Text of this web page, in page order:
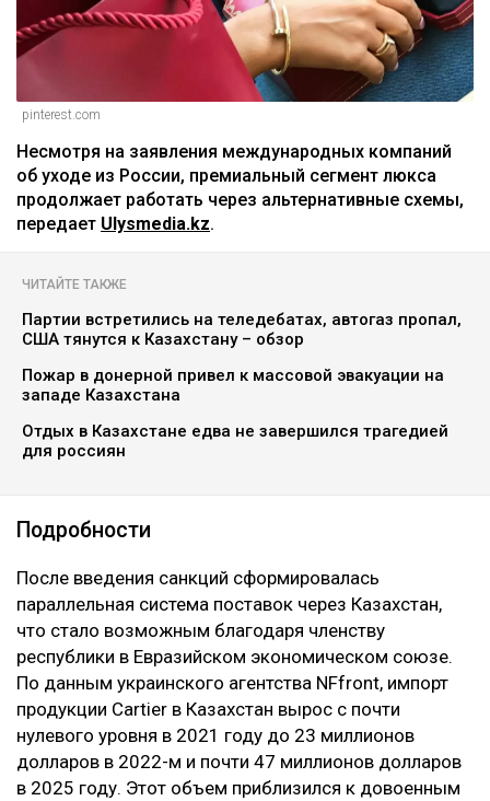
pinterest.com
Несмотря на заявления международных компаний
об уходе из России, премиальный сегмент люкса
продолжает работать через альтернативные схемы,
передает Ulysmedia.kz.
ЧИТАЙТЕ ТАКЖЕ
Партии встретились на теледебатах, автогаз пропал,
США тянутся к Казахстану – обзор
Пожар в донерной привел к массовой эвакуации на
западе Казахстана
Отдых в Казахстане едва не завершился трагедией
для россиян
Подробности
После введения санкций сформировалась
параллельная система поставок через Казахстан,
что стало возможным благодаря членству
республики в Евразийском экономическом союзе.
По данным украинского агентства NFfront, импорт
продукции Cartier в Казахстан вырос с почти
нулевого уровня в 2021 году до 23 миллионов
долларов в 2022-м и почти 47 миллионов долларов
в 2025 году. Этот объем приблизился к довоенным